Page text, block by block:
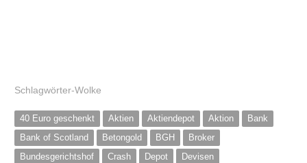
Schlagwörter-Wolke
40 Euro geschenkt Aktien Aktiendepot Aktion
Bank
Bank of Scotland
Betongold BGH
Broker
Bundesgerichtshof
Crash Depot
Devisen